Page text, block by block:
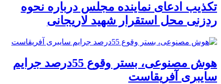
تکذیب ادعای نماینده مجلس درباره نحوه
ردزنی محل استقرار شهید لاریجانی
هوش مصنوعی، بستر وقوع 55درصد جرایم
سایبری آفریقاست